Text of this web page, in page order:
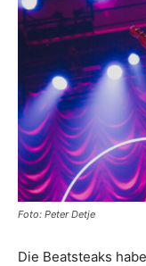
Foto: Peter Detje
Die Beatsteaks